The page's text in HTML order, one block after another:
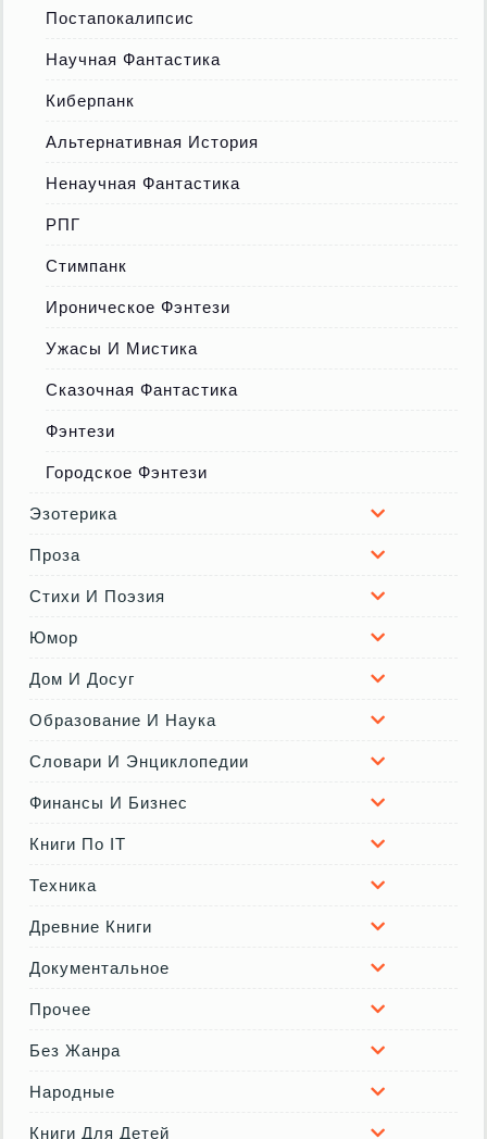
Постапокалипсис
Научная Фантастика
Киберпанк
Альтернативная История
Ненаучная Фантастика
РПГ
Стимпанк
Ироническое Фэнтези
Ужасы И Мистика
Сказочная Фантастика
Фэнтези
Городское Фэнтези
Эзотерика
Проза
Стихи И Поэзия
Юмор
Дом И Досуг
Образование И Наука
Словари И Энциклопедии
Финансы И Бизнес
Книги По IT
Техника
Древние Книги
Документальное
Прочее
Без Жанра
Народные
Книги Для Детей